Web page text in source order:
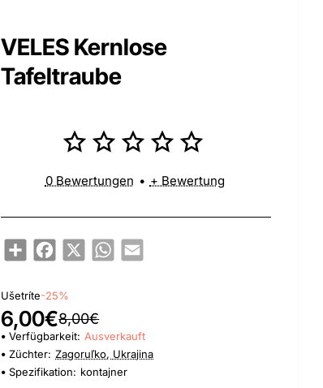
VELES Kernlose
Tafeltraube
ShareFacebook
X WhatsApp
Email
0 Bewertungen • + Bewertung
Ušetríte-25%
6,00€8,00€
Verfügbarkeit: Ausverkauft
Züchter: Zagoruľko, Ukrajina
Spezifikation: kontajner